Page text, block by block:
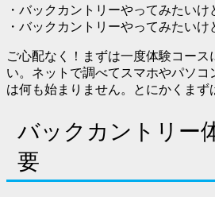
・バックカントリーやってみたいけ
・バックカントリーやってみたいけ
ご心配なく！まずは一度体験コース
い。ネットで調べてスマホやパソ
は何も始まりません。とにかくまず
バックカントリー
要